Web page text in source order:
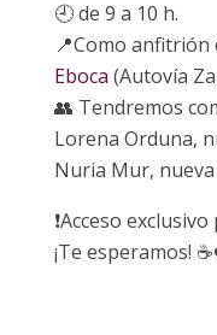
🕘 de 9 a 10 h.
📍Como
Eboca (Autovía
👥 Tendremos
Lorena Orduna,
Nuria Mur,
❗️Acceso
¡Te esperamos!